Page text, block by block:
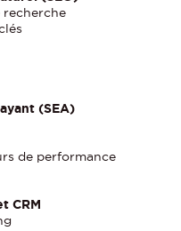
recherche
(SEA)
de performance
CRM